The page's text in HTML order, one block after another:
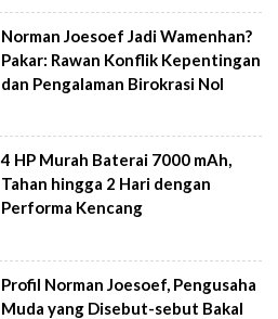
Norman Joesoef Jadi Wamenhan?
Pakar: Rawan Konflik Kepentingan
dan Pengalaman Birokrasi Nol
4 HP Murah Baterai 7000 mAh,
Tahan hingga 2 Hari dengan
Performa Kencang
Profil Norman Joesoef, Pengusaha
Muda yang Disebut-sebut Bakal